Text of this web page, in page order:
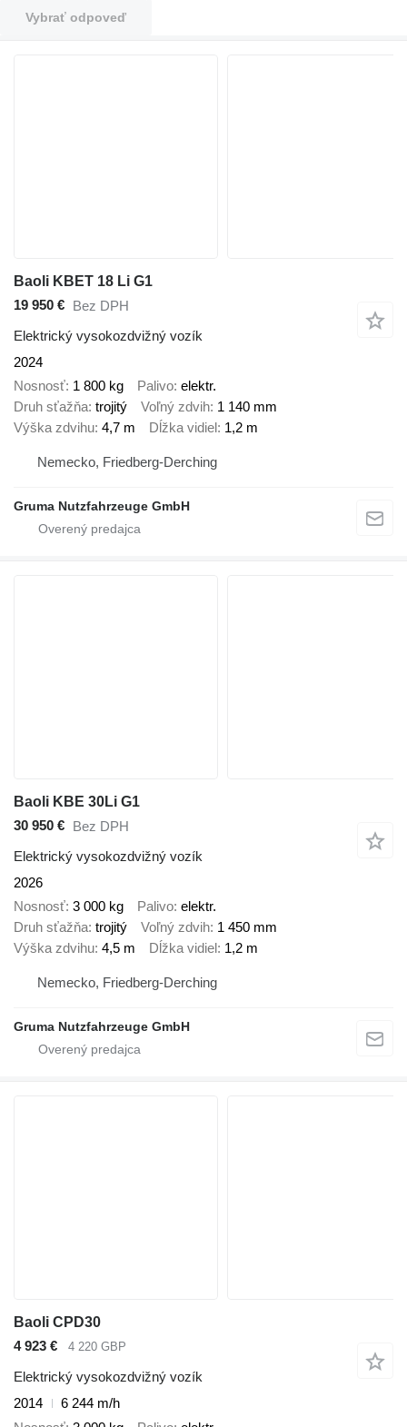
Vybrať odpoveď
Baoli KBET 18 Li G1
19 950 € Bez DPH
Elektrický vysokozdvižný vozík
2024
Nosnosť 1 800 kg Palivo elektr.
Druh sťažňa trojitý Voľný zdvih 1 140 mm
Výška zdvihu 4,7 m Dĺžka vidiel 1,2 m
Nemecko, Friedberg-Derching
Gruma Nutzfahrzeuge GmbH
Baoli KBE 30Li G1
30 950 € Bez DPH
Elektrický vysokozdvižný vozík
2026
Nosnosť 3 000 kg Palivo elektr.
Druh sťažňa trojitý Voľný zdvih 1 450 mm
Výška zdvihu 4,5 m Dĺžka vidiel 1,2 m
Nemecko, Friedberg-Derching
Gruma Nutzfahrzeuge GmbH
Baoli CPD30
4 923 €
4 220 GBP
Elektrický vysokozdvižný vozík
2014
6 244 m/h